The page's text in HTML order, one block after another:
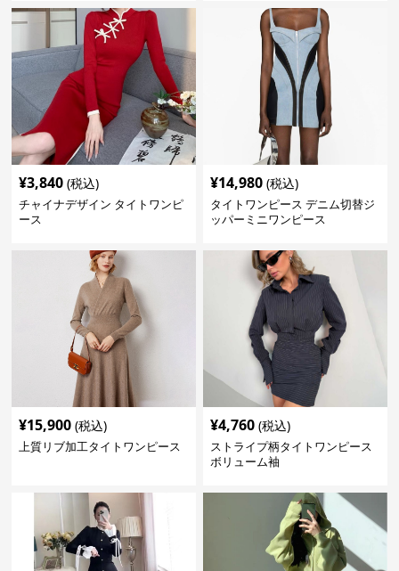
¥3,840 (税込)
チャイナデザイン タイトワンピ
ース
¥14,980 (税込)
タイトワンピース デニム切替ジ
ッパーミニワンピース
¥15,900 (税込)
上質リブ加工タイトワンピース
¥4,760 (税込)
ストライプ柄タイトワンピース
ボリューム袖